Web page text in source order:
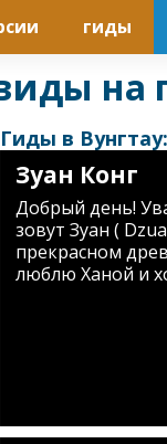
гиды
на
Гиды в Вунгтау:
Зуан Конг
Добрый день!
зовут Зуан (
прекрасном
люблю Ханой и